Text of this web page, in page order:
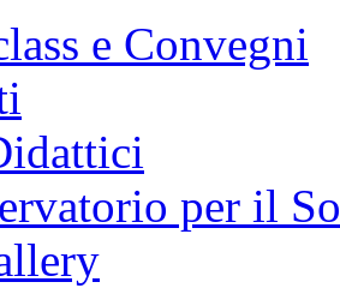
e Convegni
per il